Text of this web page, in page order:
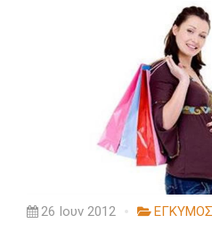
26 Ιουν 2012